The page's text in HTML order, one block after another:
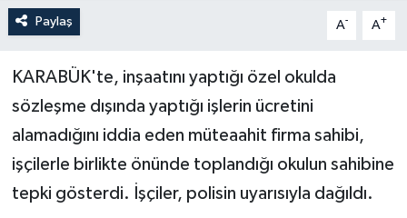
Paylaş A- A+
KARABÜK'te, inşaatını yaptığı özel okulda
sözleşme dışında yaptığı işlerin ücretini
alamadığını iddia eden müteaahit firma sahibi,
işçilerle birlikte önünde toplandığı okulun sahibine
tepki gösterdi. İşçiler, polisin uyarısıyla dağıldı.
Yerel Yönetimler
YEREL